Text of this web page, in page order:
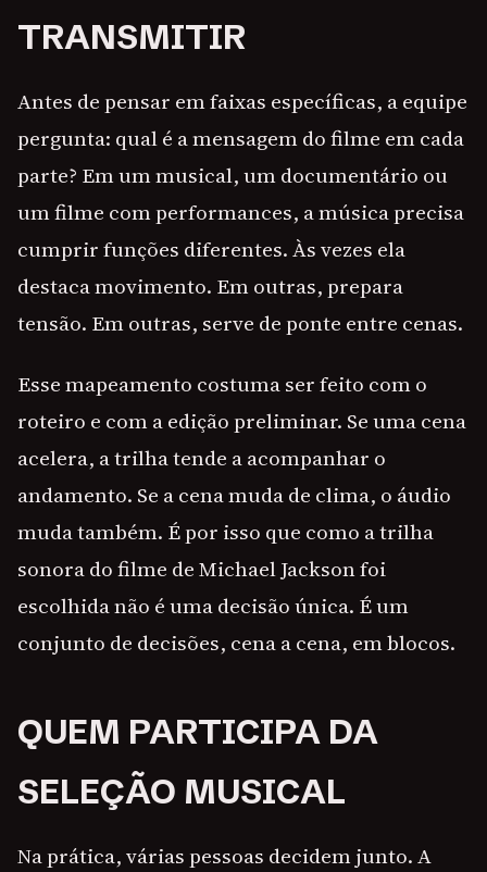
TRANSMITIR
Antes de pensar em faixas específicas, a equipe
pergunta: qual é a mensagem do filme em cada
parte? Em um musical, um documentário ou
um filme com performances, a música precisa
cumprir funções diferentes. Às vezes ela
destaca movimento. Em outras, prepara
tensão. Em outras, serve de ponte entre cenas.
Esse mapeamento costuma ser feito com o
roteiro e com a edição preliminar. Se uma cena
acelera, a trilha tende a acompanhar o
andamento. Se a cena muda de clima, o áudio
muda também. É por isso que como a trilha
sonora do filme de Michael Jackson foi
escolhida não é uma decisão única. É um
conjunto de decisões, cena a cena, em blocos.
QUEM PARTICIPA DA
SELEÇÃO MUSICAL
Na prática, várias pessoas decidem junto. A